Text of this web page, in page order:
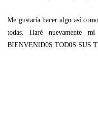
Me gustaría hacer algo así
todas. Haré nuevamente
BIENVENID0S TOD0S SUS